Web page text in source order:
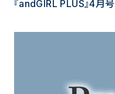
『andGIRL PLUS』4月号